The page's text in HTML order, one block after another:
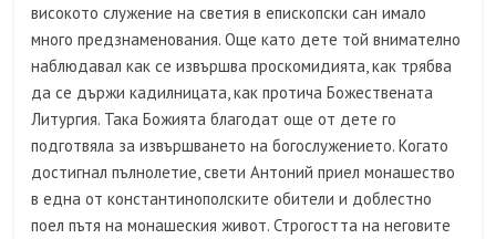
високото служение на светия в епископски сан имало
много предзнаменования. Още като дете той внимателно
наблюдавал как се извършва проскомидията, как трябва
да се държи кадилницата, как протича Божествената
Литургия. Така Божията благодат още от дете го
подготвяла за извършването на богослужението. Когато
достигнал пълнолетие, свети Антоний приел монашество
в една от константинополските обители и доблестно
поел пътя на монашеския живот. Строгостта на неговите